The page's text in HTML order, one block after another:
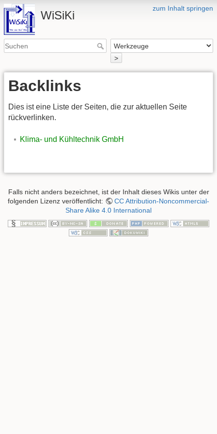
zum Inhalt springen
WiSiKi
>
Backlinks
Dies ist eine Liste der Seiten, die zur aktuellen Seite
rückverlinken.
Klima- und Kühltechnik GmbH
Falls nicht anders bezeichnet, ist der Inhalt dieses Wikis unter der
folgenden Lizenz veröffentlicht:
CC Attribution-Noncommercial-
Share Alike 4.0 International